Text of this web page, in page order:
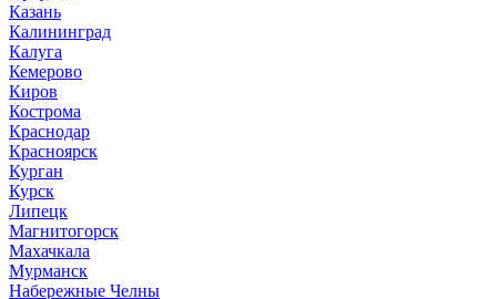
Казань
Калининград
Калуга
Кемерово
Киров
Кострома
Краснодар
Красноярск
Курган
Курск
Липецк
Магнитогорск
Махачкала
Мурманск
Набережные Челны